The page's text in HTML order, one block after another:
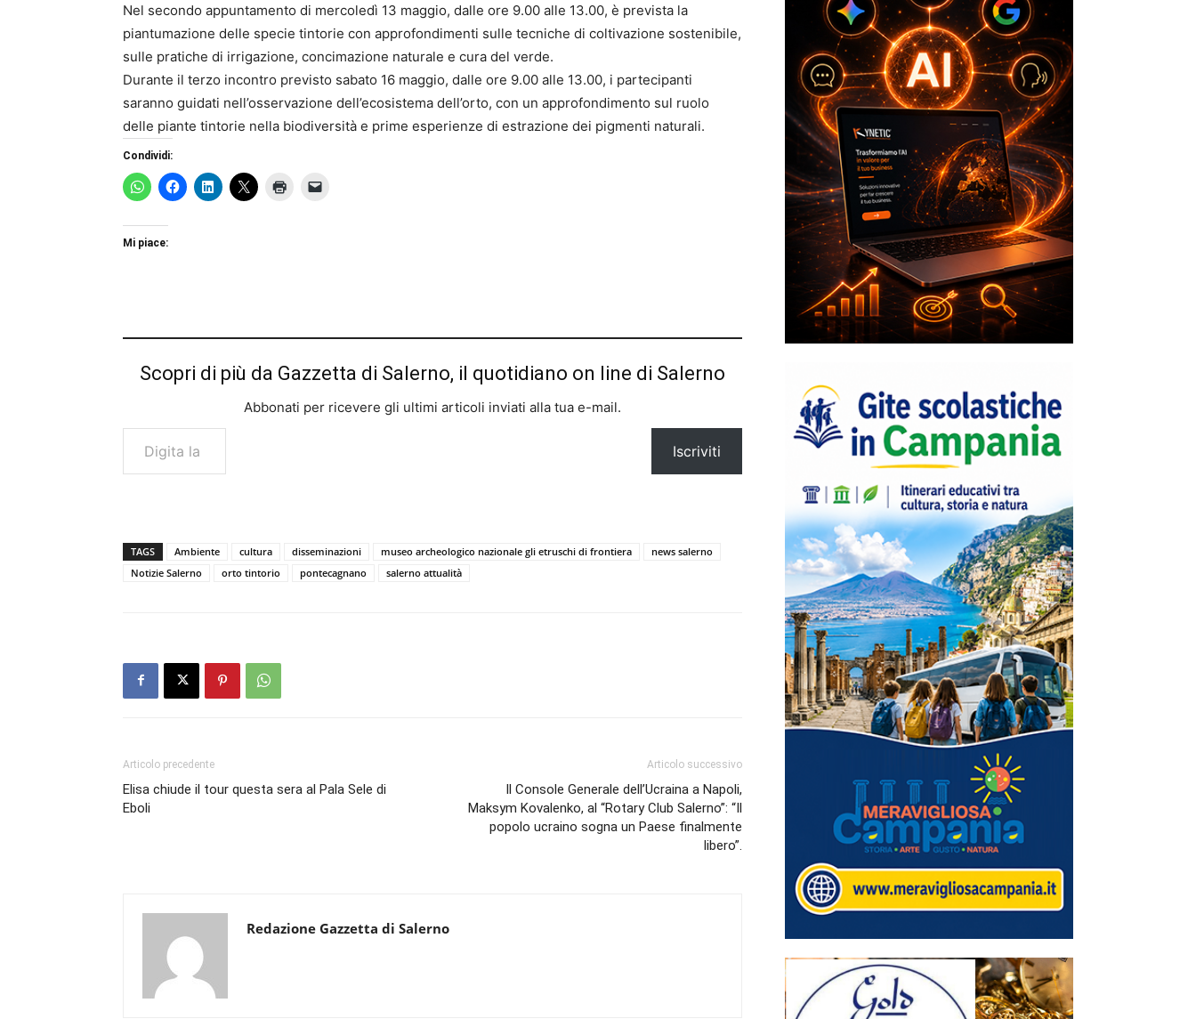
Nel secondo appuntamento di mercoledì 13 maggio, dalle ore 9.00 alle 13.00, è prevista la
piantumazione delle specie tintorie con approfondimenti sulle tecniche di coltivazione sostenibile,
sulle pratiche di irrigazione, concimazione naturale e cura del verde.
Durante il terzo incontro previsto sabato 16 maggio, dalle ore 9.00 alle 13.00, i partecipanti
saranno guidati nell’osservazione dell’ecosistema dell’orto, con un approfondimento sul ruolo
delle piante tintorie nella biodiversità e prime esperienze di estrazione dei pigmenti naturali.
Condividi:
Mi piace:
Scopri di più da Gazzetta di Salerno, il quotidiano on line di Salerno
Abbonati per ricevere gli ultimi articoli inviati alla tua e-mail.
Digita la tua e-mail...
Iscriviti
TAGS Ambiente cultura disseminazioni museo archeologico nazionale gli etruschi di frontiera
news salerno
Notizie Salerno
orto tintorio pontecagnano salerno attualità
Articolo precedente
Elisa chiude il tour questa sera al Pala Sele di
Eboli
Articolo successivo
Il Console Generale dell’Ucraina a Napoli,
Maksym Kovalenko, al “Rotary Club Salerno”: “Il
popolo ucraino sogna un Paese finalmente
libero”.
Redazione Gazzetta di Salerno